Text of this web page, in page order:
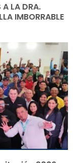
A LA DRA.
IMBORRABLE